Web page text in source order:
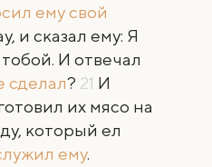
ему свой
и сказал ему: Я
И отвечал
сделал? 21 И
их мясо на
который ел
ему.